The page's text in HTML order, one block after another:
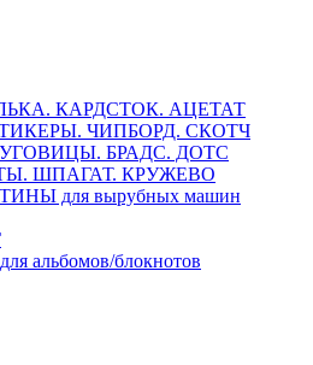
КАРДСТОК. АЦЕТАТ
ЧИПБОРД. СКОТЧ
БРАДС. ДОТС
ШПАГАТ. КРУЖЕВО
для вырубных машин
альбомов/блокнотов